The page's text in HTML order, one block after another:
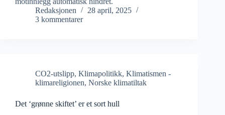
Redaksjonen
28 april, 2025
3 kommentarer
CO2-utslipp, Klimapolitikk, Klimatismen -
klimareligionen, Norske klimatiltak
Det ‘grønne skiftet’ er et sort hull